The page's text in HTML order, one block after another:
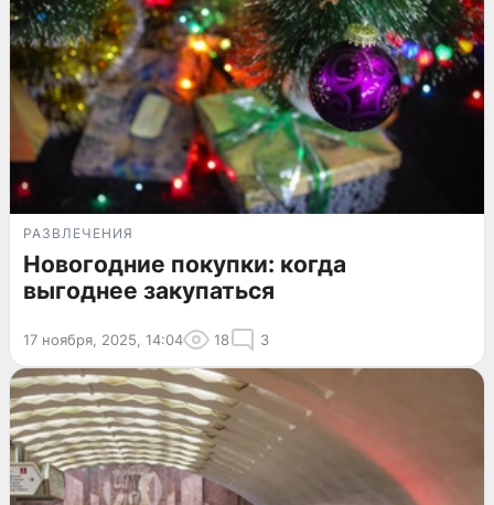
РАЗВЛЕЧЕНИЯ
Новогодние покупки: когда
выгоднее закупаться
17 ноября, 2025, 14:04 18 3